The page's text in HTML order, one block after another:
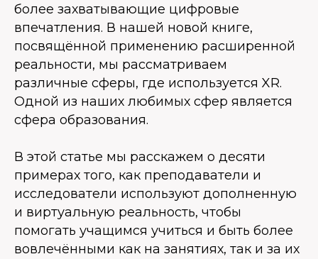
более захватывающие цифровые
впечатления. В нашей новой книге,
посвящённой применению расширенной
реальности, мы рассматриваем
различные сферы, где используется XR.
Одной из наших любимых сфер является
сфера образования.
В этой статье мы расскажем о десяти
примерах того, как преподаватели и
исследователи используют дополненную
и виртуальную реальность, чтобы
помогать учащимся учиться и быть более
вовлечёнными как на занятиях, так и за их